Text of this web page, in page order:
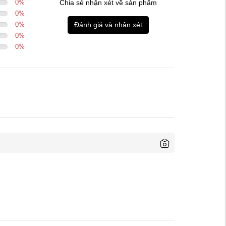
0%
0%
0%
0%
0%
Chia sẻ nhận xét về sản phẩm
Đánh giá và nhận xét
80/90/17